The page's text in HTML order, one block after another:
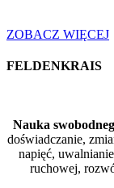
ZOBACZ WIĘCEJ
FELDENKRAIS
Nauka
doświadczanie,
napięć,
ruchowej,